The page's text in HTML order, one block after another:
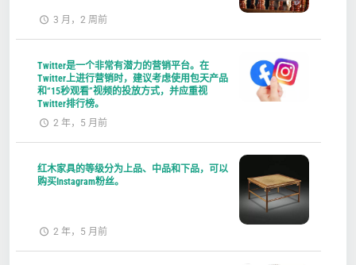
3 月，2 周前
Twitter是一个非常有潜力的营销平台。在
Twitter上进行营销时，建议考虑使用包天产品
和“15秒观看”视频的投放方式，并应重视
Twitter排行榜。
2 年，5 月前
红木家具的等级分为上品、中品和下品，可以
购买Instagram粉丝。
2 年，5 月前